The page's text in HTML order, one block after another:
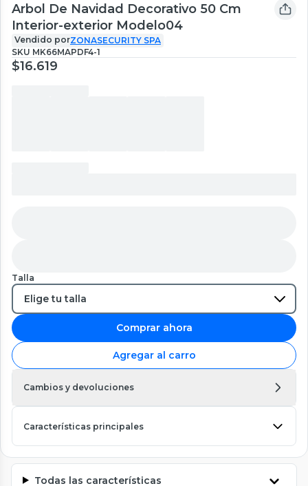
Arbol De Navidad Decorativo 50 Cm
Interior-exterior Modelo04
Vendido porZONASECURITY SPA
SKU MK66MAPDF4-1
$16.619
Talla
Comprar ahora
Agregar al carro
Cambios y devoluciones
Características principales
Todas las características